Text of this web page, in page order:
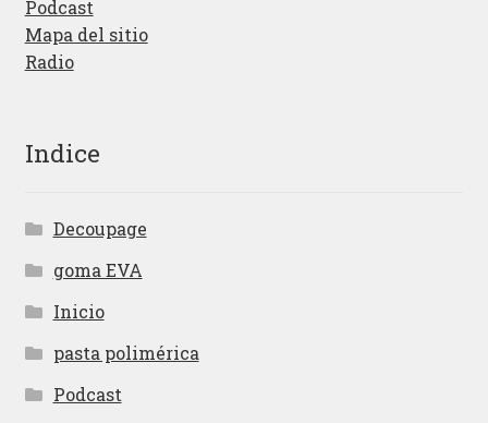
Podcast
Mapa del sitio
Radio
Indice
Decoupage
goma EVA
Inicio
pasta polimérica
Podcast